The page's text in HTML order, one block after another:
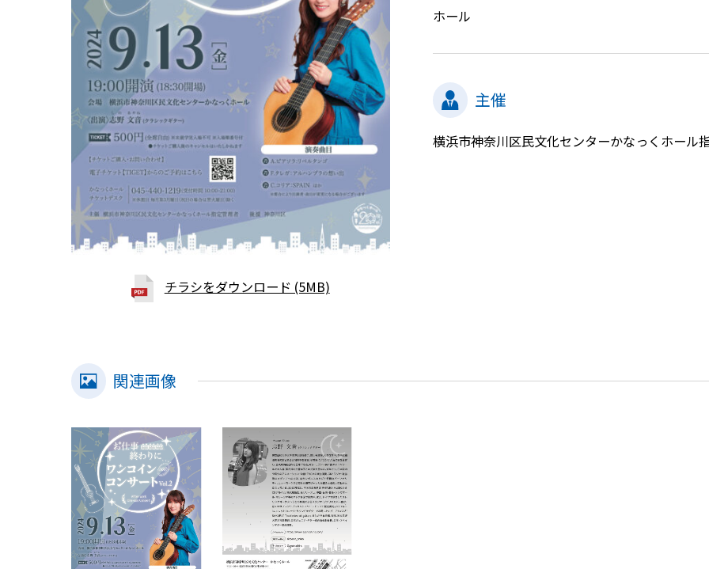
チラシをダウンロード (5MB)
ホール
主催
横浜市神奈川区民文化センターかなっくホール
関連画像